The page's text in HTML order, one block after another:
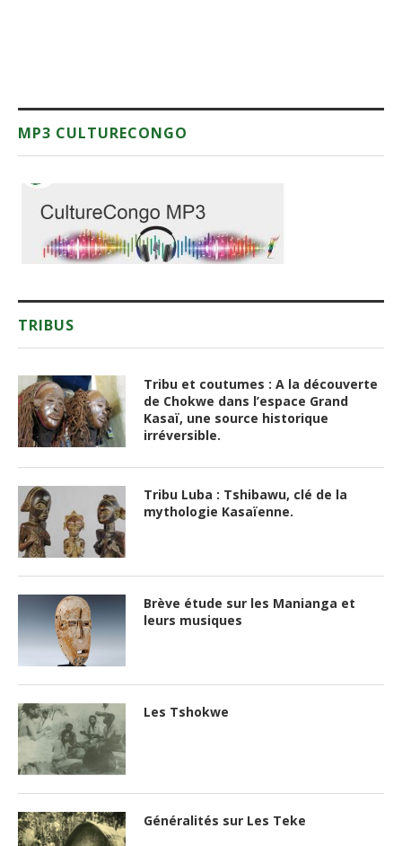
MP3 CULTURECONGO
TRIBUS
Tribu et coutumes : A la découverte
de Chokwe dans l’espace Grand
Kasaï, une source historique
irréversible.
Tribu Luba : Tshibawu, clé de la
mythologie Kasaïenne.
Brève étude sur les Manianga et
leurs musiques
Les Tshokwe
Généralités sur Les Teke